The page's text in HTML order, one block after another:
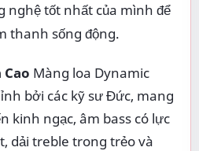
nghệ tốt nhất của mình để
thanh sống động.
Màng loa Dynamic
bởi các kỹ sư Đức, mang
kinh ngạc, âm bass có lực
dải treble trong trẻo và